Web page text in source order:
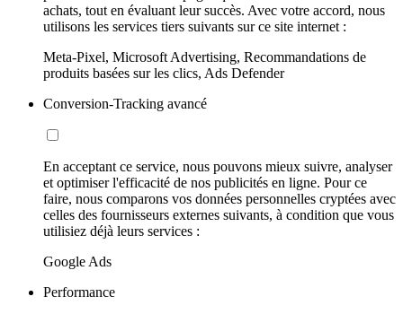
achats, tout en évaluant leur succès. Avec votre accord, nous
utilisons les services tiers suivants sur ce site internet :
Meta-Pixel, Microsoft Advertising, Recommandations de
produits basées sur les clics, Ads Defender
Conversion-Tracking avancé
En acceptant ce service, nous pouvons mieux suivre, analyser
et optimiser l'efficacité de nos publicités en ligne. Pour ce
faire, nous comparons vos données personnelles cryptées avec
celles des fournisseurs externes suivants, à condition que vous
utilisiez déjà leurs services :
Google Ads
Performance